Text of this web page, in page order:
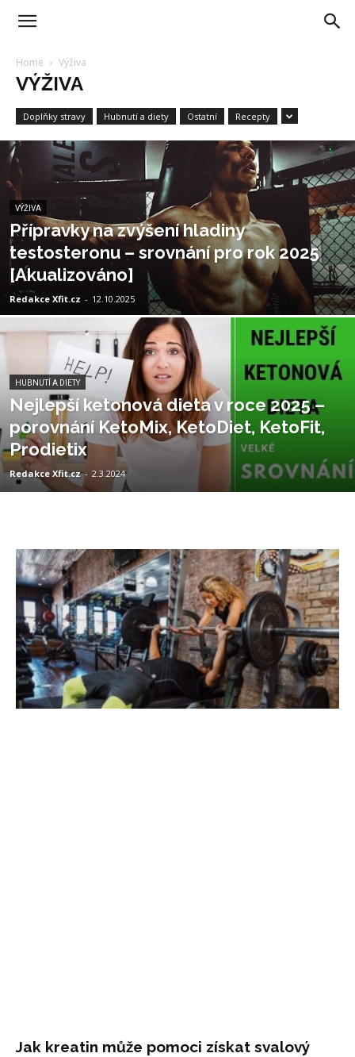
Home Výživa
VÝŽIVA
Doplňky stravy Hubnutí a diety Ostatní Recepty
VÝŽIVA
Přípravky na zvýšení hladiny
testosteronu – srovnání pro rok 2025
[Akualizováno]
Redakce Xfit.cz - 12.10.2025
HUBNUTÍ A DIETY
Nejlepší ketonová dieta v roce 2025 –
porovnání KetoMix, KetoDiet, KetoFit,
Prodietix
Redakce Xfit.cz - 2.3.2024
Jak kreatin může pomoci získat svalový